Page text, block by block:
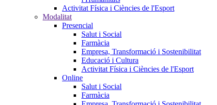
Activitat Física i Ciències de l'Esport
Modalitat
Presencial
Salut i Social
Farmàcia
Empresa, Transformació i Sostenibilitat
Educació i Cultura
Activitat Física i Ciències de l'Esport
Online
Salut i Social
Farmàcia